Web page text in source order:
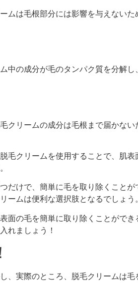
ムは毛根部分には影響を与えない
中の成分が毛のタンパク質を分解
クリームの成分は毛根まで届かな
毛クリームを使用することで、肌
だけで、簡単に毛を取り除くこと
ームは便利な選択肢となるでしょう。
面の毛を簡単に取り除くことがで
れましょう！
実際のところ、脱毛クリームは毛